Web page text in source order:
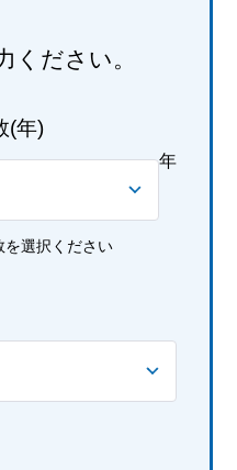
ください。
(年)
年
を選択ください